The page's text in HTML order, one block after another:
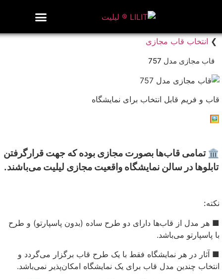
❯ انتخاب قاب مجازی
قاب مجازی مدل 757
قاب و فریم قابل انتخاب برای نمایشگاه
🖼️
🏛 تمامی قاب‌ها بصورت مجازی بوده که جهت قرارگرفتن
تابلوها در سالن نمایشگاه واقعیت مجازی لیلیت می‌باشند.
نکته:
■ هر مدل از قاب‌ها دارای دو طرح ساده (بدون پاسپارتو) و طرح
با پاسپارتو می‌باشد.
■ آثار در هر نمایشگاه فقط با یک طرح قاب برگزار می‌گردد و
انتخاب چندین مدل قاب برای یک نمایشگاه امکان‌پذیر نمی‌باشد.